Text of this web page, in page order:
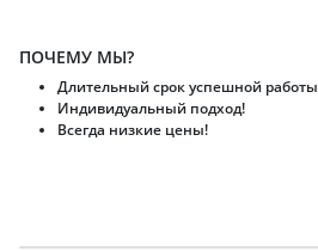
ПОЧЕМУ МЫ?
Длительный срок успешной работы
Индивидуальный подход!
Всегда низкие цены!